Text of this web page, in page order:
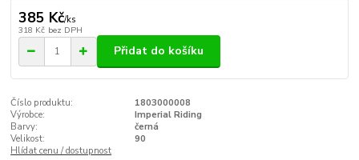
385 Kč/ks
318 Kč bez DPH
Přidat do košíku
Číslo produktu:
1803000008
Výrobce:
Imperial Riding
Barvy:
černá
Velikost:
90
Hlídat cenu / dostupnost